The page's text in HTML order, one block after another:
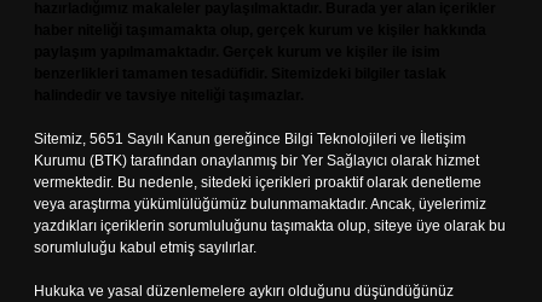
Sitemiz, 5651 Sayılı Kanun gereğince Bilgi Teknolojileri ve İletişim
Kurumu (BTK) tarafından onaylanmış bir Yer Sağlayıcı olarak hizmet
vermektedir. Bu nedenle, sitedeki içerikleri proaktif olarak denetleme
veya araştırma yükümlülüğümüz bulunmamaktadır. Ancak, üyelerimiz
yazdıkları içeriklerin sorumluluğunu taşımakta olup, siteye üye olarak bu
sorumluluğu kabul etmiş sayılırlar.
Hukuka ve yasal düzenlemelere aykırı olduğunu düşündüğünüz